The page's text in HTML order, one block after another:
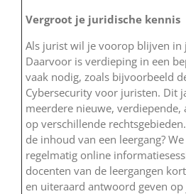
Vergroot je juridische kennis
Als jurist wil je voorop blijven in
Daarvoor is verdieping in een
vaak nodig, zoals bijvoorbeeld
Cybersecurity voor juristen. Dit
meerdere nieuwe, verdiepende,
op verschillende
de inhoud van een leergang?
regelmatig online
docenten van de leergangen
en uiteraard antwoord geven op